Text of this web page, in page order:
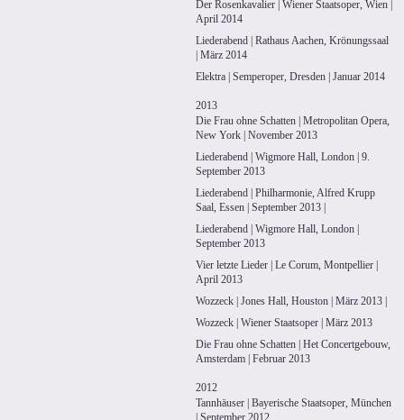
Der Rosenkavalier | Wiener Staatsoper, Wien |
April 2014
Liederabend | Rathaus Aachen, Krönungssaal
| März 2014
Elektra | Semperoper, Dresden | Januar 2014
2013
Die Frau ohne Schatten | Metropolitan Opera,
New York | November 2013
Liederabend | Wigmore Hall, London | 9.
September 2013
Liederabend | Philharmonie, Alfred Krupp
Saal, Essen | September 2013 |
Liederabend | Wigmore Hall, London |
September 2013
Vier letzte Lieder | Le Corum, Montpellier |
April 2013
Wozzeck | Jones Hall, Houston | März 2013 |
Wozzeck | Wiener Staatsoper | März 2013
Die Frau ohne Schatten | Het Concertgebouw,
Amsterdam | Februar 2013
2012
Tannhäuser | Bayerische Staatsoper, München
| September 2012